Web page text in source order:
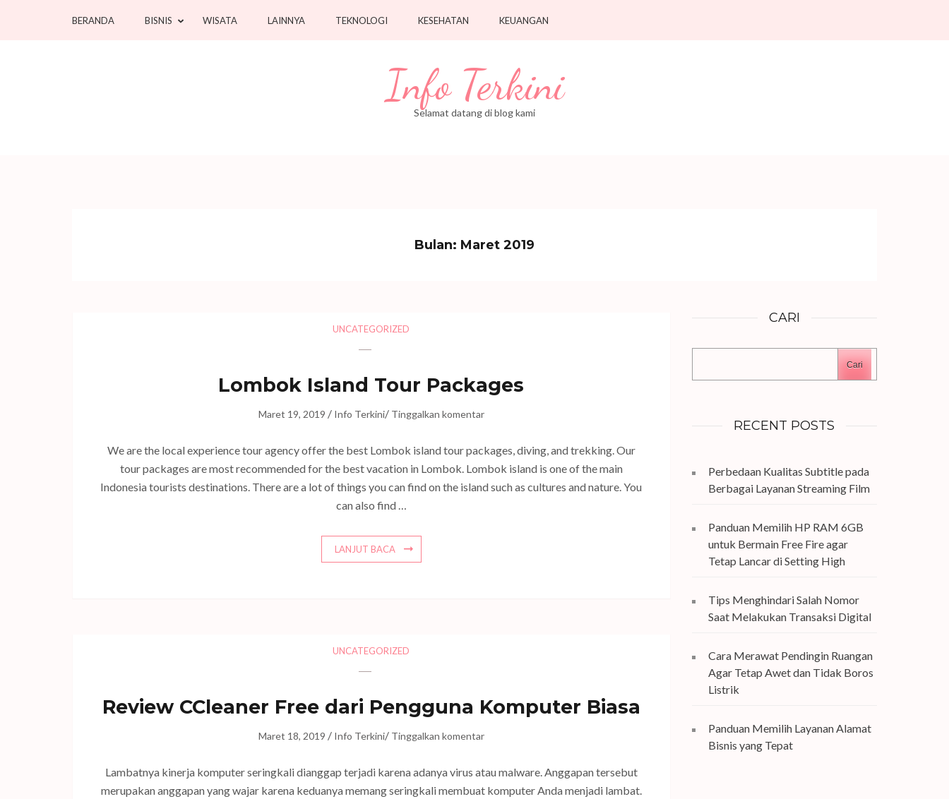
BERANDA BISNIS WISATA LAINNYA TEKNOLOGI KESEHATAN KEUANGAN
Info Terkini
Selamat datang di blog kami
Bulan: Maret 2019
UNCATEGORIZED
Lombok Island Tour Packages
Maret 19, 2019 / Info Terkini/ Tinggalkan komentar
We are the local experience tour agency offer the best Lombok island tour packages, diving, and trekking. Our
tour packages are most recommended for the best vacation in Lombok. Lombok island is one of the main
Indonesia tourists destinations. There are a lot of things you can find on the island such as cultures and nature. You
can also find …
LANJUT BACA
UNCATEGORIZED
Review CCleaner Free dari Pengguna Komputer Biasa
Maret 18, 2019 / Info Terkini/ Tinggalkan komentar
Lambatnya kinerja komputer seringkali dianggap terjadi karena adanya virus atau malware. Anggapan tersebut
merupakan anggapan yang wajar karena keduanya memang seringkali membuat komputer Anda menjadi lambat.
CARI
Cari
RECENT POSTS
Perbedaan Kualitas Subtitle pada
Berbagai Layanan Streaming Film
Panduan Memilih HP RAM 6GB
untuk Bermain Free Fire agar
Tetap Lancar di Setting High
Tips Menghindari Salah Nomor
Saat Melakukan Transaksi Digital
Cara Merawat Pendingin Ruangan
Agar Tetap Awet dan Tidak Boros
Listrik
Panduan Memilih Layanan Alamat
Bisnis yang Tepat